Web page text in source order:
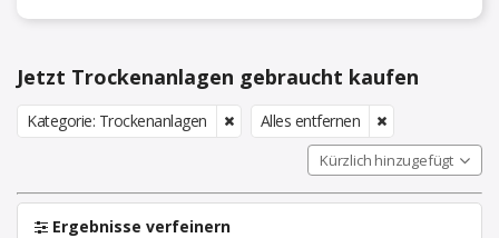
Jetzt Trockenanlagen gebraucht kaufen
Kategorie: Trockenanlagen Alles entfernen
Kürzlich hinzugefügt
Ergebnisse verfeinern